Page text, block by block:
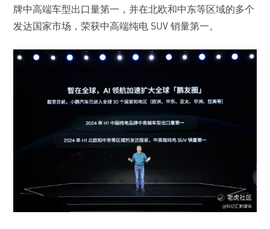
牌中高端车型出口量第一，并在北欧和中东等区域的多个
发达国家市场，荣获中高端纯电 SUV 销量第一。